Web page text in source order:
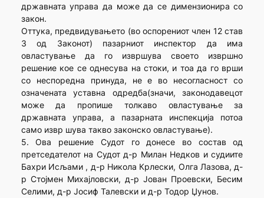
државната управа да може да се димензионира со
закон.
Оттука, предвидувањето (во оспорениот член 12 став
3 од Законот) пазарниот инспектор да има
овластување да го извршува своето извршно
решение кое се однесува на стоки, и тоа да го врши
со неспоредна принуда, не е во несогласност со
означената уставна одредба(значи, законодавецот
може да пропише толкаво овластување за
државната управа, а пазарната инспекција потоа
само извр шува такво законско овластување).
5. Ова решение Судот го донесе во состав од
претседателот на Судот д-р Милан Недков и судиите
Бахри Исљами , д-р Никола Крлески, Олга Лазова, д-
р Стојмен Михајловски, д-р Јован Проевски, Бесим
Селими, д-р Јосиф Талевски и д-р Тодор Џунов.